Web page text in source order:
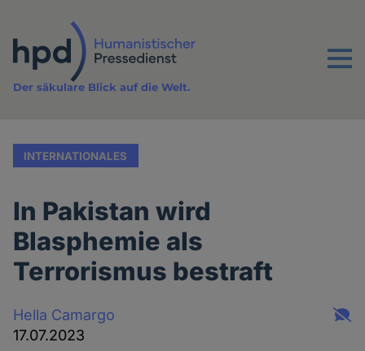
Inhalt
Menu
Der säkulare Blick auf die Welt.
INTERNATIONALES
In Pakistan wird
Blasphemie als
Terrorismus bestraft
Hella Camargo
17.07.2023